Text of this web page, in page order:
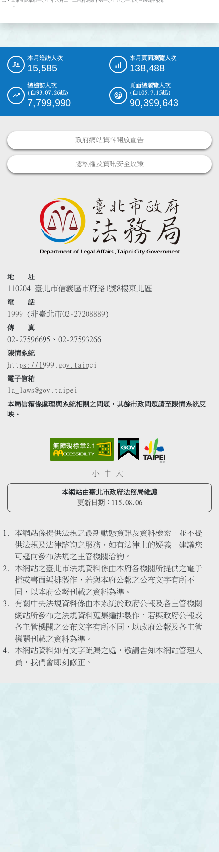
    。
::: 本月造訪人次
15,585
本月頁面瀏覽人次
138,488
總造訪人次
(自93.07.26起)
7,799,990
頁面總瀏覽人次
(自105.7.15起)
90,399,643
政府網站資料開放宣告
隱私權及資訊安全政策
地 址
110204 臺北市信義區市府路1號8樓東北區
電 話
1999 (非臺北市02-27208889)
傳 真
02-27596695、02-27593266
陳情系統
https://1999.gov.taipei
電子信箱
la_laws@gov.taipei
本局信箱係處理與系統相關之問題，其餘市政問題請至陳情系統反
映。
小 中 大
本網站由臺北市政府法務局維護
更新日期： 115.08.06
本網站係提供法規之最新動態資訊及資料檢索，並不提
供法規及法律諮詢之服務，如有法律上的疑義，建議您
可逕向發布法規之主管機關洽詢。
本網站之臺北市法規資料係由本府各機關所提供之電子
檔或書面編排製作，若與本府公報之公布文字有所不
同，以本府公報刊載之資料為準。
有關中央法規資料係由本系統於政府公報及各主管機關
網站所發布之法規資料蒐集編排製作，若與政府公報或
各主管機關之公布文字有所不同，以政府公報及各主管
機關刊載之資料為準。
本網站資料如有文字疏漏之處，敬請告知本網站管理人
員，我們會即刻修正。